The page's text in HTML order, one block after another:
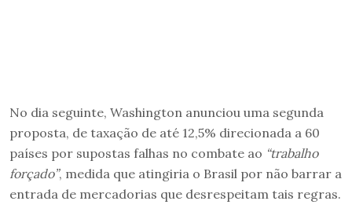
No dia seguinte, Washington anunciou uma segunda
proposta, de taxação de até 12,5% direcionada a 60
países por supostas falhas no combate ao “trabalho
forçado”, medida que atingiria o Brasil por não barrar a
entrada de mercadorias que desrespeitam tais regras.